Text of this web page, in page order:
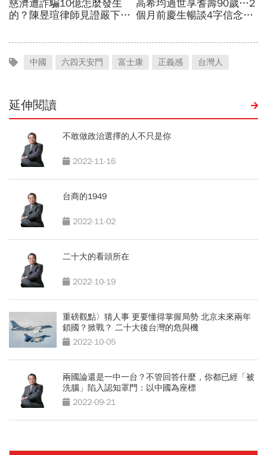
中國 六四天安門 富士康 正義感 台灣人
延伸閱讀
不敢做政治選擇的人不只是你
2022-11-16
台商的1949
2022-11-02
二十大的看頭所在
2022-10-19
重磅觀點〉猜人事 更要懂得掌握局勢 北京未來兩年
鎖國？掀戰？ 二十大後台灣的危與機
2022-10-05
兩國論還是一中一台？不管回答什麼，你都已經「被
洗腦」陷入認知罩門：以中國為座標
2022-09-21